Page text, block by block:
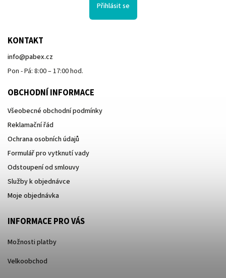
Přihlásit se
KONTAKT
info@pabex.cz
Pon - Pá: 8:00 – 17:00 hod.
OBCHODNÍ INFORMACE
Všeobecné obchodní podmínky
Reklamační řád
Ochrana osobních údajů
Formulář pro vytknutí vady
Odstoupení od smlouvy
Služby k objednávce
Moje objednávka
INFORMACE PRO VÁS
Možnosti platby
Velkoobchod